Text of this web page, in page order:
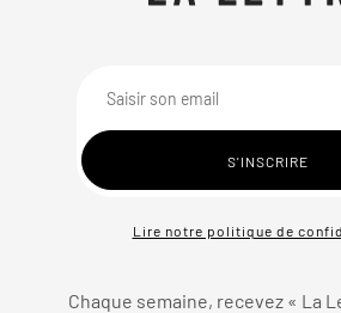
Lire notre politique de
Chaque semaine, recevez « La